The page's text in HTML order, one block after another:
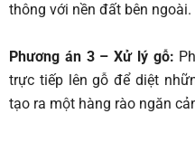
thông với nền đất bên ngoài.
Phương án 3 – Xử lý gỗ:
trực tiếp lên gỗ để diệt
tạo ra một hàng rào ngăn